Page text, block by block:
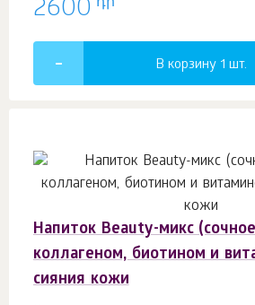
2600
В корзину 1 шт.
Напиток Beauty-микс
коллагеном, биотином и
сияния кожи